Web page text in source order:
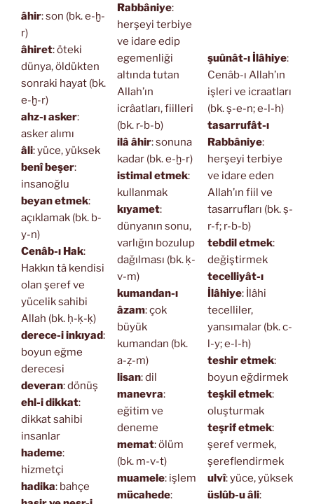
âhir: son (bk. e-ḫ-
r)
âhiret: öteki
dünya, öldükten
sonraki hayat (bk.
e-ḫ-r)
ahz-ı asker:
asker alımı
âli: yüce, yüksek
benî beşer:
insanoğlu
beyan etmek:
açıklamak (bk. b-
y-n)
Cenâb-ı Hak:
Hakkın tâ kendisi
olan şeref ve
yücelik sahibi
Allah (bk. ḥ-ḳ-ḳ)
derece-i inkıyad:
boyun eğme
derecesi
deveran: dönüş
ehl-i dikkat:
dikkat sahibi
insanlar
hademe:
hizmetçi
hadika: bahçe
Rabbâniye:
herşeyi terbiye
ve idare edip
egemenliği
altında tutan
Allah’ın
icrâatları, fiilleri
(bk. r-b-b)
ilâ âhir: sonuna
kadar (bk. e-ḫ-r)
istimal etmek:
kullanmak
kıyamet:
dünyanın sonu,
varlığın bozulup
dağılması (bk. ḳ-
v-m)
kumandan-ı
âzam: çok
büyük
kumandan (bk.
a-ẓ-m)
lisan: dil
manevra:
eğitim ve
deneme
memat: ölüm
(bk. m-v-t)
muamele: işlem
mücahede:
şuûnât-ı İlâhiye:
Cenâb-ı Allah’ın
işleri ve icraatları
(bk. ş-e-n; e-l-h)
tasarrufât-ı
Rabbâniye:
herşeyi terbiye
ve idare eden
Allah’ın fiil ve
tasarrufları (bk. ṣ-
r-f; r-b-b)
tebdil etmek:
değiştirmek
tecelliyât-ı
İlâhiye: İlâhi
tecelliler,
yansımalar (bk. c-
l-y; e-l-h)
teshir etmek:
boyun eğdirmek
teşkil etmek:
oluşturmak
teşrif etmek:
şeref vermek,
şereflendirmek
ulvî: yüce, yüksek
üslûb-u âli: